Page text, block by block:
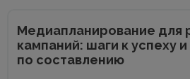
Медиапланирование для
кампаний: шаги к успеху
по составлению